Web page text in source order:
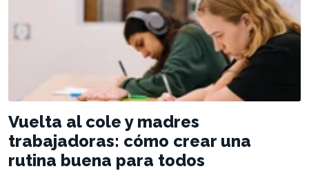
Vuelta al cole y madres
trabajadoras: cómo crear una
rutina buena para todos